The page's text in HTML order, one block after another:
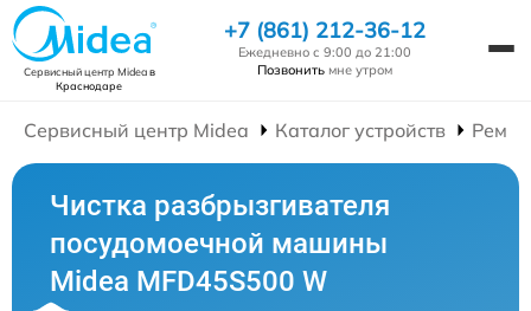
Сервисный центр Mideaв
Краснодаре
+7 (861) 212-36-12
Ежедневно с 9:00 до 21:00
Позвонить мне утром
Сервисный центр Midea Каталог устройств
Чистка разбрызгивателя
посудомоечной машины
Midea MFD45S500 W